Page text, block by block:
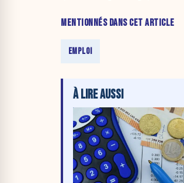
MENTIONNÉS DANS CET ARTICLE
EMPLOI
À LIRE AUSSI